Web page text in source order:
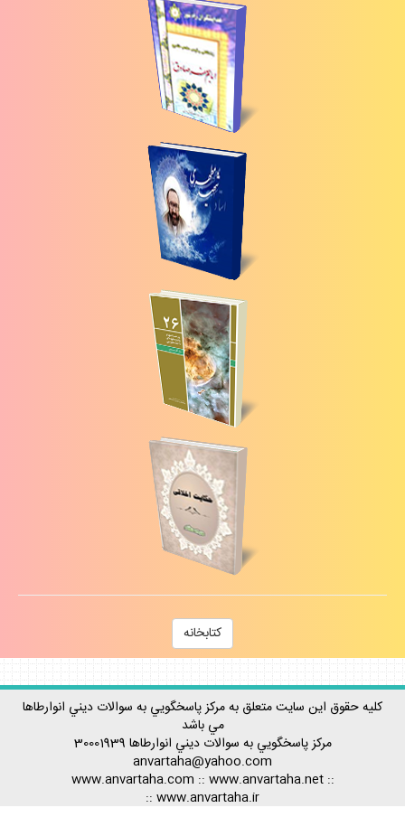
كتابخانه
كليه حقوق اين سايت متعلق به مركز پاسخگويي به سوالات ديني انوارطاها
مي باشد
مركز پاسخگويي به سوالات ديني انوارطاها 30001939
anvartaha@yahoo.com
www.anvartaha.com :: www.anvartaha.net::
www.anvartaha.ir
::